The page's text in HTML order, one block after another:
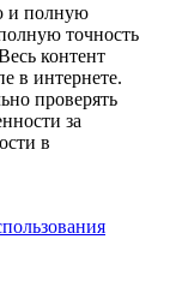
и полную
точность
контент
в интернете.
проверять
за
в